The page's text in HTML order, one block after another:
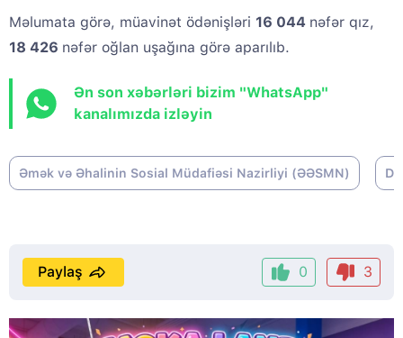
Məlumata görə, müavinət ödənişləri 16 044 nəfər qız,
18 426 nəfər oğlan uşağına görə aparılıb.
Ən son xəbərləri bizim "WhatsApp"
kanalımızda izləyin
Əmək və Əhalinin Sosial Müdafiəsi Nazirliyi (ƏƏSMN)
0 3
Paylaş